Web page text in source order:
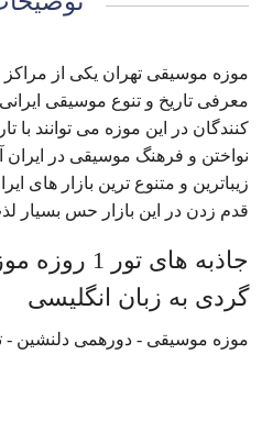
موزه موسیقی تهران یکی از
معرفی تاریخ و تنوع موسیقی
کنندگان در این موزه می توانند با
نواختن و فرهنگ موسیقی در ایران
زیباترین و متنوع ترین بازار های
قدم زدن در این بازار حس بسیار
جاذبه های
گردی به زبان انگلیسی
موزه موسیقی - دورهمی دلنشین